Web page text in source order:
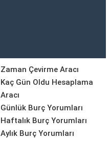
Zaman Çevirme Aracı
Kaç Gün Oldu Hesaplama
Aracı
Günlük Burç Yorumları
Haftalık Burç Yorumları
Aylık Burç Yorumları